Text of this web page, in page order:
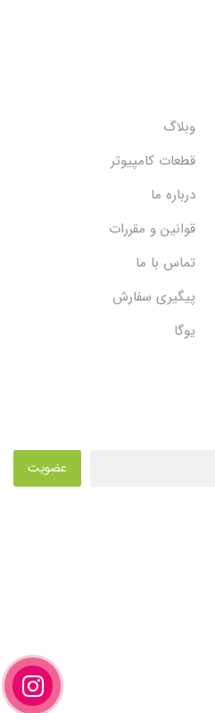
وبلاگ
قطعات کامپیوتر
درباره ما
قوانین و مقررات
تماس با ما
پیگیری سفارش
یوگا
عضویت